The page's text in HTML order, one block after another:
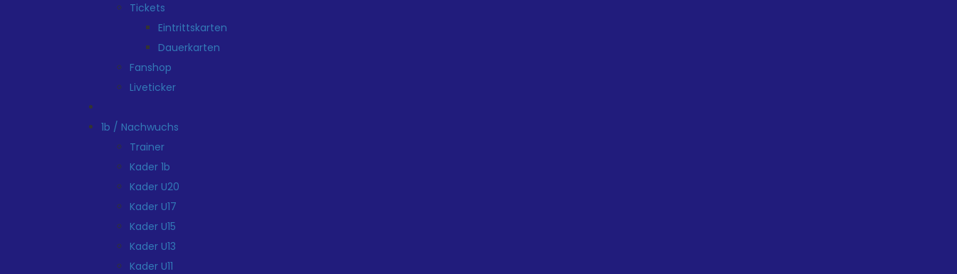
Tickets
Eintrittskarten
Dauerkarten
Fanshop
Liveticker
1b / Nachwuchs
Trainer
Kader 1b
Kader U20
Kader U17
Kader U15
Kader U13
Kader U11